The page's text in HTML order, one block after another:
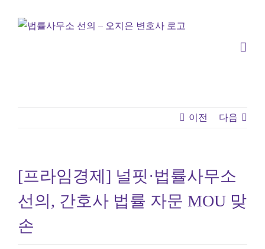
이전 다음
[프라임경제] 널핏·법률사무소
선의, 간호사 법률 자문 MOU 맞
손